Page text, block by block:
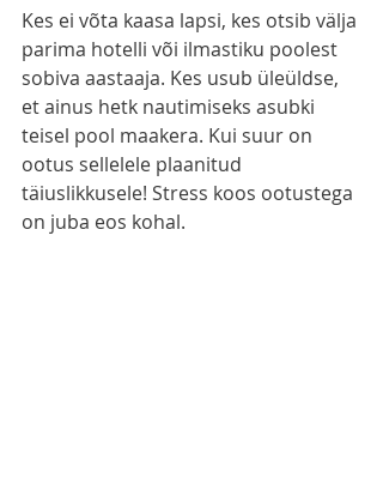
Kes ei võta kaasa lapsi, kes otsib välja
parima hotelli või ilmastiku poolest
sobiva aastaaja. Kes usub üleüldse,
et ainus hetk nautimiseks asubki
teisel pool maakera. Kui suur on
ootus sellelele plaanitud
täiuslikkusele! Stress koos ootustega
on juba eos kohal.